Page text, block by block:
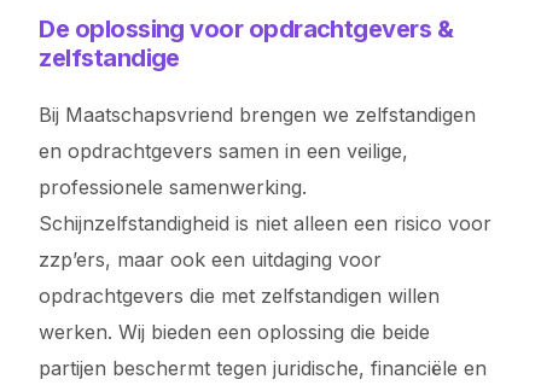
De oplossing voor opdrachtgevers &
zelfstandige
Bij Maatschapsvriend brengen we zelfstandigen
en opdrachtgevers samen in een veilige,
professionele samenwerking.
Schijnzelfstandigheid is niet alleen een risico voor
zzp’ers, maar ook een uitdaging voor
opdrachtgevers die met zelfstandigen willen
werken. Wij bieden een oplossing die beide
partijen beschermt tegen juridische, financiële en